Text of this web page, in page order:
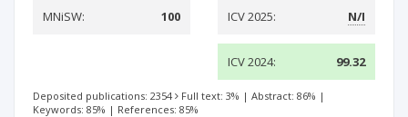
MNiSW:
100 ICV 2025: N/I
ICV 2024: 99.32
Deposited publications: 2354 Full text: 3% | Abstract: 86% |
Keywords: 85% | References: 85%